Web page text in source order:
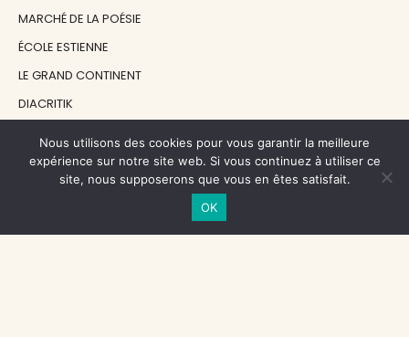
MARCHÉ DE LA POÉSIE
ÉCOLE ESTIENNE
LE GRAND CONTINENT
DIACRITIK
NOS SOUTIENS
CENTRE NATIONAL DU LIVRE
Nous utilisons des cookies pour vous garantir la meilleure
expérience sur notre site web. Si vous continuez à utiliser ce
site, nous supposerons que vous en êtes satisfait.
OK